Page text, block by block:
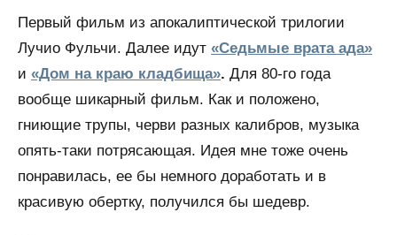
Первый фильм из апокалиптической трилогии
Лучио Фульчи. Далее идут «Седьмые врата ада»
и «Дом на краю кладбища». Для 80-го года
вообще шикарный фильм. Как и положено,
гниющие трупы, черви разных калибров, музыка
опять-таки потрясающая. Идея мне тоже очень
понравилась, ее бы немного доработать и в
красивую обертку, получился бы шедевр.